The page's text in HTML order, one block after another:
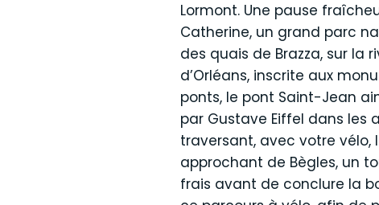
Lormont. Une pause
Catherine, un grand parc
des quais de Brazza, sur la
d’Orléans, inscrite aux
ponts, le pont Saint-Jean
par Gustave Eiffel dans les
traversant, avec votre vélo,
approchant de Bègles, un
frais avant de conclure la